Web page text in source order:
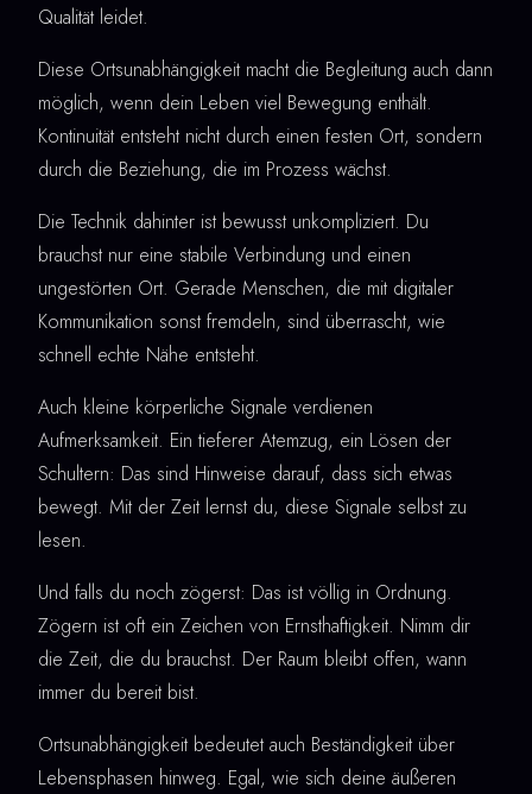
Qualität leidet.
Diese Ortsunabhängigkeit macht die Begleitung auch dann
möglich, wenn dein Leben viel Bewegung enthält.
Kontinuität entsteht nicht durch einen festen Ort, sondern
durch die Beziehung, die im Prozess wächst.
Die Technik dahinter ist bewusst unkompliziert. Du
brauchst nur eine stabile Verbindung und einen
ungestörten Ort. Gerade Menschen, die mit digitaler
Kommunikation sonst fremdeln, sind überrascht, wie
schnell echte Nähe entsteht.
Auch kleine körperliche Signale verdienen
Aufmerksamkeit. Ein tieferer Atemzug, ein Lösen der
Schultern: Das sind Hinweise darauf, dass sich etwas
bewegt. Mit der Zeit lernst du, diese Signale selbst zu
lesen.
Und falls du noch zögerst: Das ist völlig in Ordnung.
Zögern ist oft ein Zeichen von Ernsthaftigkeit. Nimm dir
die Zeit, die du brauchst. Der Raum bleibt offen, wann
immer du bereit bist.
Ortsunabhängigkeit bedeutet auch Beständigkeit über
Lebensphasen hinweg. Egal, wie sich deine äußeren